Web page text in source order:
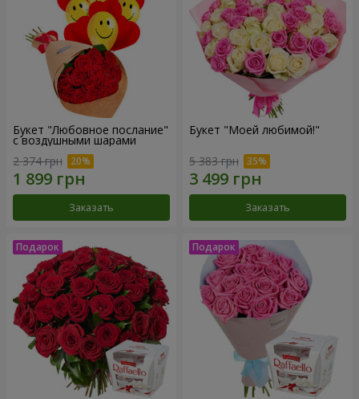
Букет "Любовное послание"
с воздушными шарами
2 374 грн
Заказать
Букет "Моей любимой!"
5 383 грн
Заказать